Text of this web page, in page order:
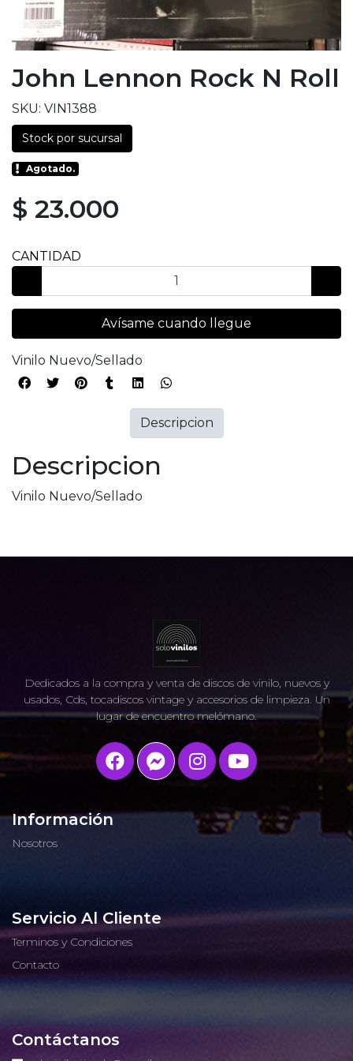
John Lennon Rock N Roll
SKU: VIN1388
Stock por sucursal
Agotado.
$ 23.000
CANTIDAD
Avísame cuando llegue
Vinilo Nuevo/Sellado
Descripcion
Vinilo Nuevo/Sellado
Descripcion
Dedicados a la compra y venta de discos de vinilo, nuevos y
usados, Cds, tocadiscos vintage y accesorios de limpieza. Un
lugar de encuentro melómano.
Información
Nosotros
Servicio Al Cliente
Terminos y Condiciones
Contacto
Contáctanos